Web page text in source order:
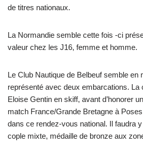
de titres nationaux.
La Normandie semble cette fois -ci
valeur chez les J16, femme et homme.
Le Club Nautique de Belbeuf semble en
représenté avec deux embarcations. La
Eloise Gentin en skiff, avant d’honorer
match France/Grande Bretagne à
dans ce rendez-vous national. Il faudra
cople mixte, médaille de bronze aux